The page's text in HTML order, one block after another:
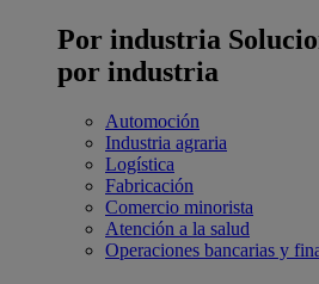
Por industria
por industria
Automoción
Industria agraria
Logística
Fabricación
Comercio minorista
Atención a la salud
Operaciones bancarias y